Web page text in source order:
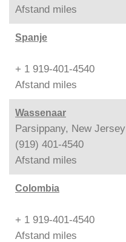
Afstand miles
Spanje
+ 1 919-401-4540
Afstand miles
Wassenaar
Parsippany, New Jersey
(919) 401-4540
Afstand miles
Colombia
+ 1 919-401-4540
Afstand miles